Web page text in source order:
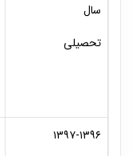
سال
تحصیلی
۱۳۹۷-۱۳۹۶